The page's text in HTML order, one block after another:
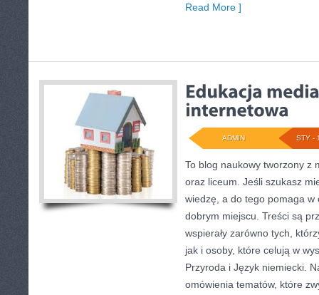
Read More ]
STY -
ADMIN
To blog naukowy tworzony z
oraz liceum. Jeśli szukasz
wiedzę, a do tego pomaga
dobrym miejscu. Treści są
wspierały zarówno tych,
jak i osoby, które celują w
Przyroda i Język niemiecki.
omówienia tematów, które